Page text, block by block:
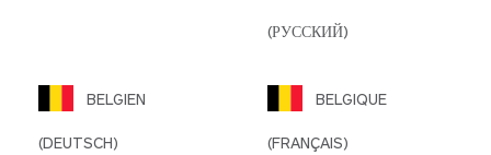
(РУССКИЙ)
BELGIEN
(DEUTSCH)
BELGIQUE
(FRANÇAIS)